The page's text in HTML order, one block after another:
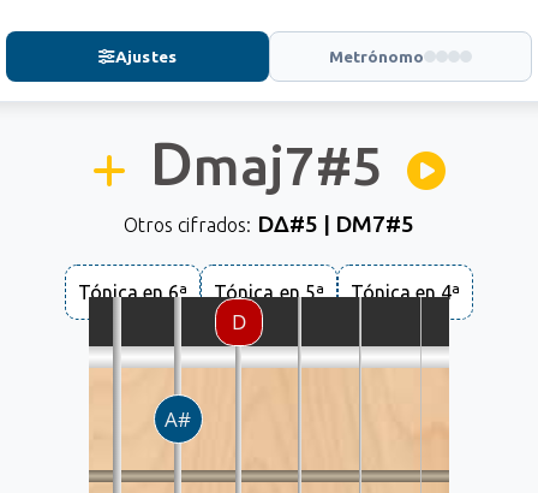
Ajustes Metrónomo
Dmaj7#5
Otros cifrados: DΔ#5 | DM7#5
Tónica en 6ª Tónica en 5ª Tónica en 4ª